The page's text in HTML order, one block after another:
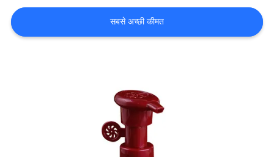
मामलों
सबसे अच्छी कीमत